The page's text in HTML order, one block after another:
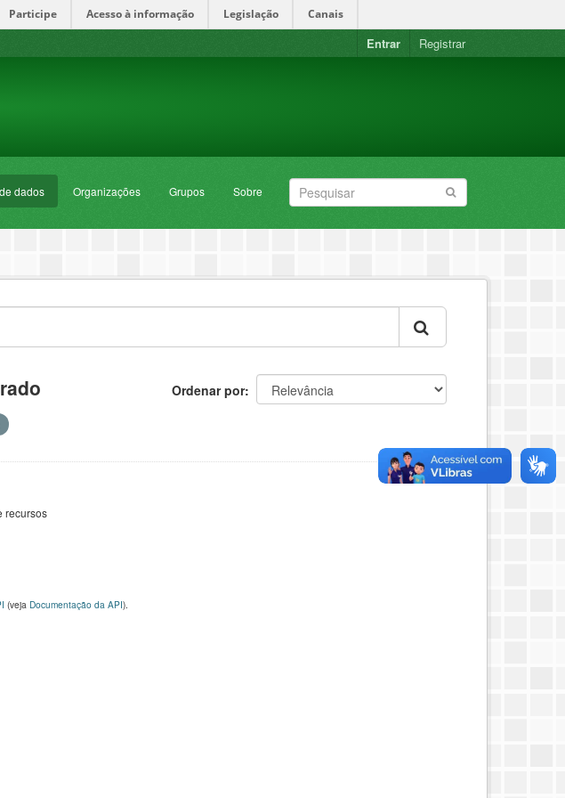
Participe Acesso à informação Legislação Canais
Entrar Registrar
dados Organizações Grupos Sobre
Ordenar por
recursos
(veja Documentação da API).